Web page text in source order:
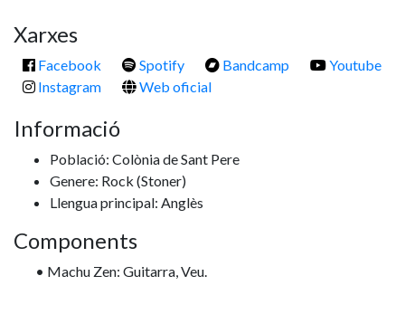
Xarxes
Facebook Spotify Bandcamp
Youtube
Instagram
Web oficial
Informació
Població: Colònia de Sant Pere
Genere: Rock (Stoner)
Llengua principal: Anglès
Components
• Machu Zen: Guitarra, Veu.